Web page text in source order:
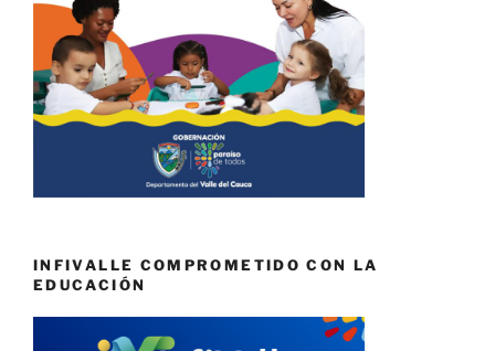
INFIVALLE COMPROMETIDO CON LA
EDUCACIÓN